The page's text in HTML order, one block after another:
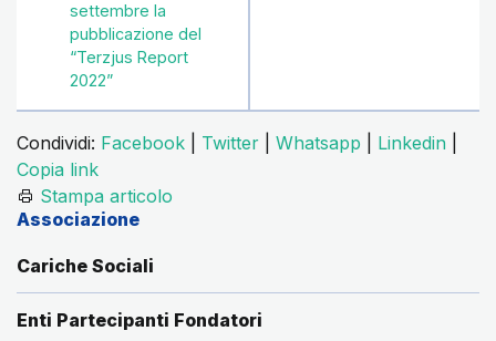
settembre la
pubblicazione del
“Terzjus Report
2022”
Condividi: Facebook Twitter Whatsapp Linkedin
Copia link
Stampa articolo
Associazione
Cariche Sociali
Enti Partecipanti Fondatori